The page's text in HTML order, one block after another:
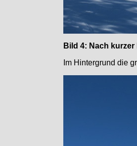
Bild 4: Nach
Im Hintergrund die